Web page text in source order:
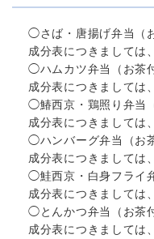
◯さば・唐揚げ弁
成分表につきましては、
◯ハムカツ弁当
成分表につきましては、
◯鰆西京・鶏照り
成分表につきましては、
◯ハンバーグ弁
成分表につきましては、
◯鮭西京・白身フライ
成分表につきましては、
◯とんかつ弁当
成分表につきましては、